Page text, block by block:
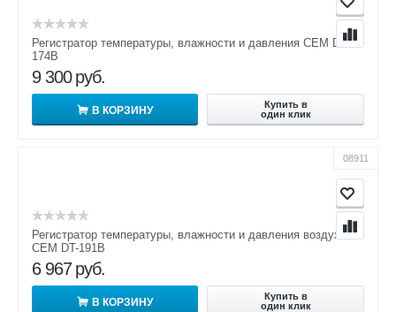
Регистратор температуры, влажности и давления CEM DT-
174B
9 300 руб.
В КОРЗИНУ
Купить в
один клик
08911
Регистратор температуры, влажности и давления воздуха
CEM DT-191B
6 967 руб.
В КОРЗИНУ
Купить в
один клик